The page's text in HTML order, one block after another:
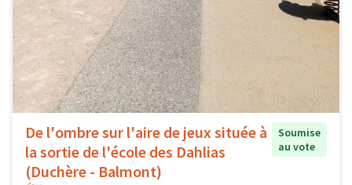
De l'ombre sur l'aire de jeux située à
la sortie de l'école des Dahlias
(Duchère - Balmont)
Soumise
au vote